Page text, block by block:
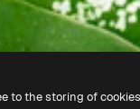
to the storing of